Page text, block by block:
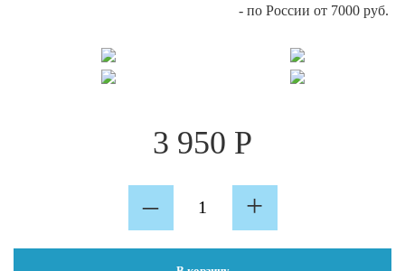
- по России от 7000 руб.
3 950 Р
–
Time
+